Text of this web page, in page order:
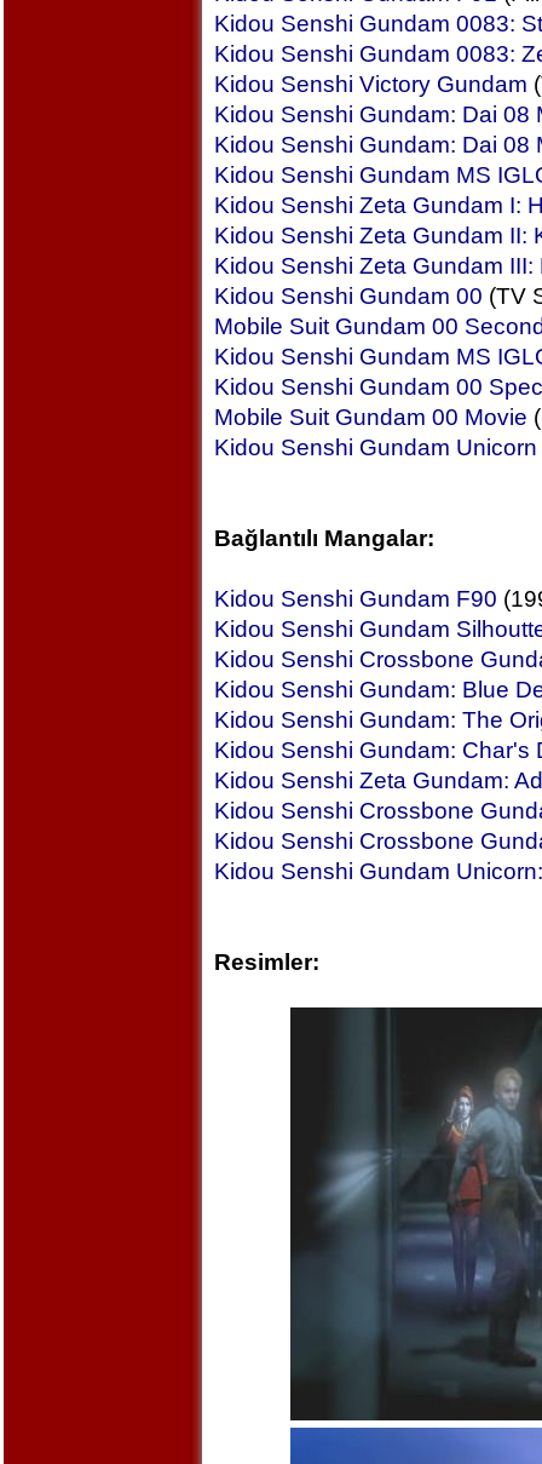
Kidou Senshi Gundam 0083:
Kidou Senshi Gundam 0083:
Kidou Senshi Victory Gundam
Kidou Senshi Gundam: Dai 08
Kidou Senshi Gundam: Dai 08
Kidou Senshi Gundam MS
Kidou Senshi Zeta Gundam I:
Kidou Senshi Zeta Gundam II:
Kidou Senshi Zeta Gundam
Kidou Senshi Gundam 00 (TV
Mobile Suit Gundam 00
Kidou Senshi Gundam MS
Kidou Senshi Gundam 00
Mobile Suit Gundam 00 Movie
Kidou Senshi Gundam Unicorn
Bağlantılı Mangalar:
Kidou Senshi Gundam F90
Kidou Senshi Gundam
Kidou Senshi Crossbone
Kidou Senshi Gundam: Blue
Kidou Senshi Gundam: The
Kidou Senshi Gundam: Char's
Kidou Senshi Zeta Gundam:
Kidou Senshi Crossbone
Kidou Senshi Crossbone
Kidou Senshi Gundam
Resimler: